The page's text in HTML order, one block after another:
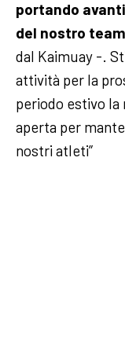
portando
del nostro
dal Kaimuay -.
attività per la
periodo estivo la
aperta per
nostri atleti”